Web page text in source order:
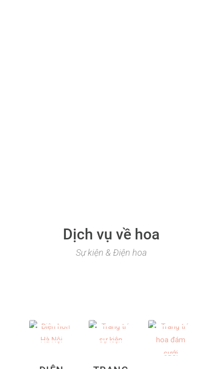
Dịch vụ về hoa
Sự kiện & Điện hoa